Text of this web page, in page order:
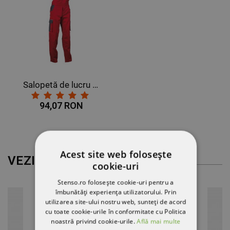
Salopetă de lucru ASIMO ROȘU
94,07 RON
VEZI MAI MULTAcest site web folosește
cookie-uri
Stenso.ro folosește cookie-uri pentru a
îmbunătăți experiența utilizatorului. Prin
utilizarea site-ului nostru web, sunteți de acord
cu toate cookie-urile în conformitate cu Politica
noastră privind cookie-urile.Află mai multe